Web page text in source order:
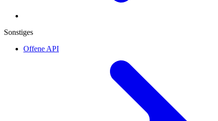
Sonstiges
Offene API